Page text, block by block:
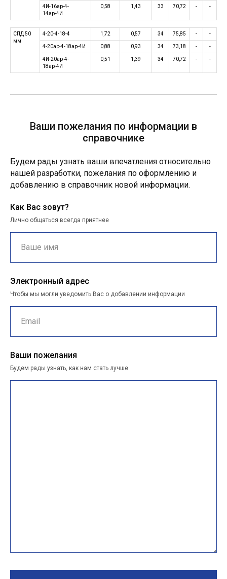
4И-16ар-4-
14ар-4И
0,58 1,43 33 70,72 - -
СПД 50
мм
4-20-4-18-4 1,72 0,57 34 75,85 - -
4-20ар-4-18ар-4И 0,88 0,93 34 73,18 - -
4И-20ар-4-
18ар-4И
0,51 1,39 34 70,72 - -
Ваши пожелания по информации в
справочнике
Будем рады узнать ваши впечатления относительно
нашей разработки, пожелания по оформлению и
добавлению в справочник новой информации.
Как Вас зовут?
Лично общаться всегда приятнее
Электронный адрес
Чтобы мы могли уведомить Вас о добавлении информации
Ваши пожелания
Будем рады узнать, как нам стать лучше